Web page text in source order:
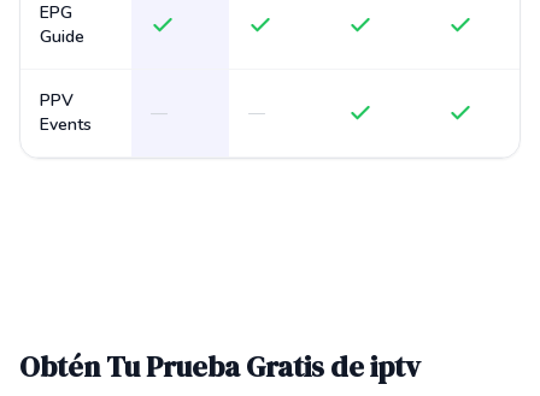
EPG
Guide
PPV
Events
— —
Obtén Tu Prueba Gratis de iptv